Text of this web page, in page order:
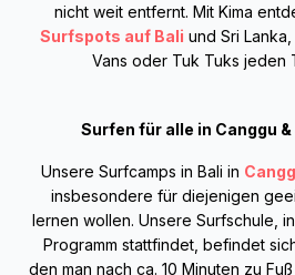
nicht weit entfernt. Mit Kima
Surfspots auf Bali und Sri
Vans oder Tuk Tuks jeden
Surfen für alle in Canggu
Unsere Surfcamps in Bali in
insbesondere für diejenigen
lernen wollen. Unsere Surfschule,
Programm stattfindet, befindet
den man nach ca. 10 Minuten zu